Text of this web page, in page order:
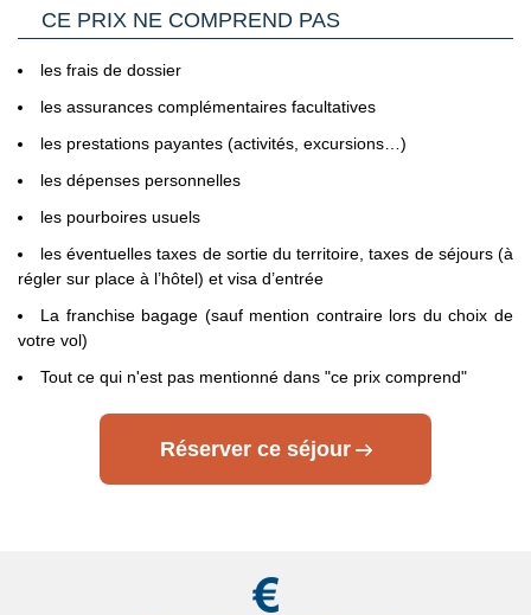
Nationale d'Identité française expirée peut être tolérée. En
C’est pourquoi il est impératif de privilégier un passeport
valide à une Carte Nationale d'Identité expirée, même dans
françaises comme toujours en cours de validité.
Voyageurs mineurs voyageant seul
Cliquant ici.
Transit par la Grande Bretagne, les Etat-Unis et le Canada
des formalités spécifiques s'appliquent.
Nous vous invitons à
consulter les sites ci-dessous pour plus d’information :
- Grande Bretagne : sur le site du gouvernement britannique
en
- Etats Unis : sur le site du Service Public en
Cliquant ici.
Pour les passagers binationaux ou de nationalité étrangère
CE PRIX NE COMPREND PAS
les frais de dossier
les assurances complémentaires facultatives
les prestations payantes (activités, excursions…)
les dépenses personnelles
les pourboires usuels
les éventuelles taxes de sortie du territoire, taxes de séjours (à
régler sur place à l’hôtel) et visa d’entrée
La franchise bagage (sauf mention contraire lors du choix de
votre vol)
Tout ce qui n'est pas mentionné dans "ce prix comprend"
Réserver ce séjour